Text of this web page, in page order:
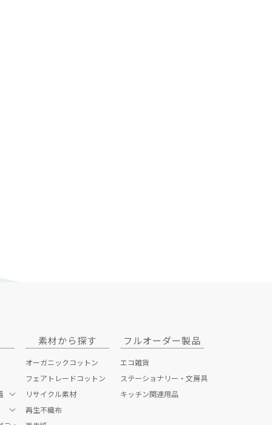
素材から探す
オーガニックコットン
フェアトレードコットン
リサイクル素材
再生不織布
フルオーダー製品
エコ雑貨
ステーショナリー・文房具
キッチン関連用品